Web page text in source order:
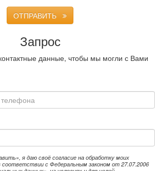
ОТПРАВИТЬ
Запрос
данные, чтобы мы могли с Вами
я даю своё согласие на обработку моих
соответствии с Федеральным законом от 27.07.2006